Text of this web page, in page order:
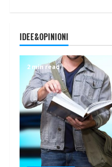
IDEE&OPINIONI
2 min read